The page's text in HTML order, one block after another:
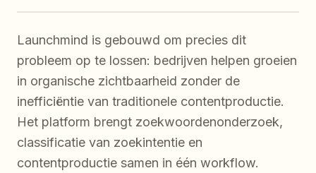
Launchmind is gebouwd om precies dit
probleem op te lossen: bedrijven helpen groeien
in organische zichtbaarheid zonder de
inefficiëntie van traditionele contentproductie.
Het platform brengt zoekwoordenonderzoek,
classificatie van zoekintentie en
contentproductie samen in één workflow.